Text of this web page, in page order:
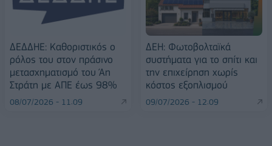
ΔΕΔΔΗΕ: Καθοριστικός ο
ρόλος του στον πράσινο
μετασχηματισμό του Άη
Στράτη με ΑΠΕ έως 98%
08/07/2026 - 11:09
ΔΕΗ: Φωτοβολταϊκά
συστήματα για το σπίτι και
την επιχείρηση χωρίς
κόστος εξοπλισμού
09/07/2026 - 12:09